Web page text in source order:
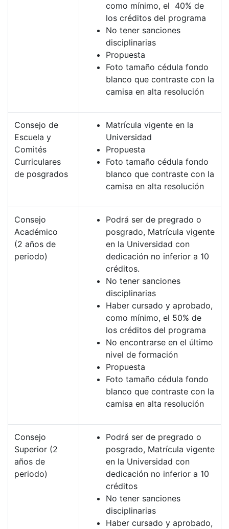
como mínimo, el 40% de
los créditos del programa
No tener sanciones
disciplinarias
Propuesta
Foto tamaño cédula fondo
blanco que contraste con la
camisa en alta resolución
Consejo de
Escuela y
Comités
Curriculares
de posgrados
Matrícula vigente en la
Universidad
Propuesta
Foto tamaño cédula fondo
blanco que contraste con la
camisa en alta resolución
Consejo
Académico
(2 años de
periodo)
Podrá ser de pregrado o
posgrado, Matrícula vigente
en la Universidad con
dedicación no inferior a 10
créditos.
No tener sanciones
disciplinarias
Haber cursado y aprobado,
como mínimo, el 50% de
los créditos del programa
No encontrarse en el último
nivel de formación
Propuesta
Foto tamaño cédula fondo
blanco que contraste con la
camisa en alta resolución
Consejo
Superior (2
años de
periodo)
Podrá ser de pregrado o
posgrado, Matrícula vigente
en la Universidad con
dedicación no inferior a 10
créditos
No tener sanciones
disciplinarias
Haber cursado y aprobado,